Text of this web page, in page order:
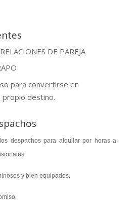
DE PAREJA
para convertirse en
destino.
despachos para alquilar por horas a
y bien equipados.